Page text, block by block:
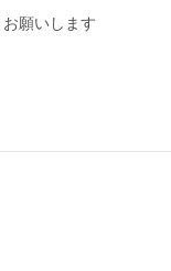
願いします